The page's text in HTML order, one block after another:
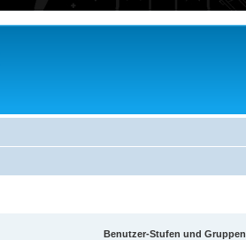
Benutzer-Stufen und Gruppen